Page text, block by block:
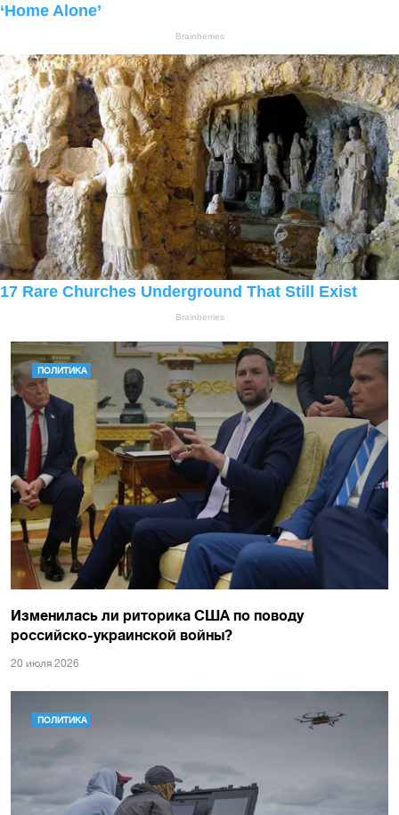
ПОЛИТИКА
Изменилась ли риторика США по поводу
российско-украинской войны?
20 июля 2026
ПОЛИТИКА